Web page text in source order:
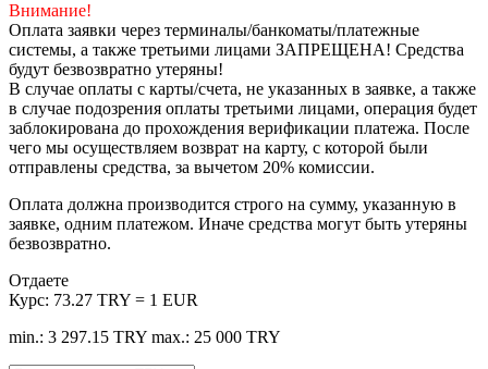
Внимание!
Оплата заявки через терминалы/банкоматы/платежные
системы, а также третьими лицами ЗАПРЕЩЕНА! Средства
будут безвозвратно утеряны!
В случае оплаты с карты/счета, не указанных в заявке, а также
в случае подозрения оплаты третьими лицами, операция будет
заблокирована до прохождения верификации платежа. После
чего мы осуществляем возврат на карту, с которой были
отправлены средства, за вычетом 20% комиссии.
Оплата должна производится строго на сумму, указанную в
заявке, одним платежом. Иначе средства могут быть утеряны
безвозвратно.
Отдаете
Курс: 73.27 TRY = 1 EUR
min.: 3 297.15 TRY max.: 25 000 TRY